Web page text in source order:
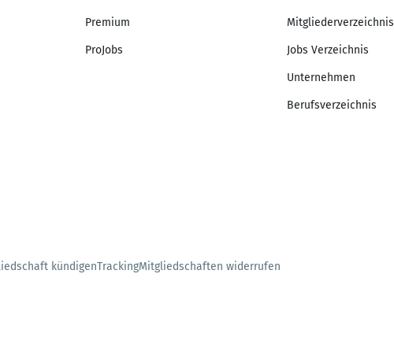
Premium
ProJobs
Mitgliederverzeichnis
Jobs Verzeichnis
Unternehmen
Berufsverzeichnis
kündigenTrackingMitgliedschaften widerrufen